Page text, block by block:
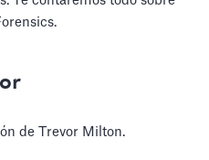
de Trevor Milton.